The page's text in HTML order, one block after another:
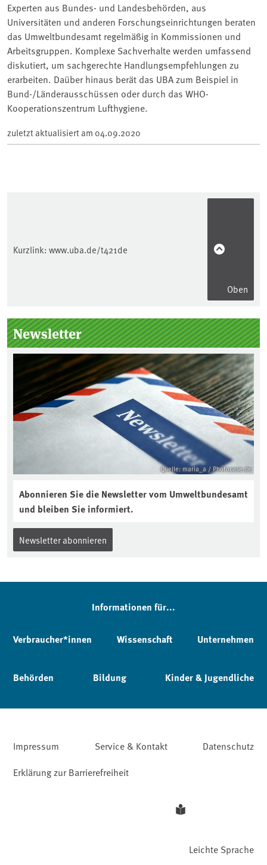
Experten aus Bundes- und Landesbehörden, aus
Universitäten und anderen Forschungseinrichtungen beraten
das Umweltbundesamt regelmäßig in Kommissionen und
Arbeitsgruppen. Komplexe Sachverhalte werden umfassend
diskutiert, um sachgerechte Handlungsempfehlungen zu
erarbeiten. Daüber hinaus berät das UBA zum Beispiel in
Bund-/Länderausschüssen oder durch das WHO-
Kooperationszentrum Lufthygiene.
zuletzt aktualisiert am 04.09.2020
Kurzlink: www.uba.de/t421de
Oben
Seitenleiste
Newsletter
Quelle: maria_a / Photocase.de
Abonnieren Sie die Newsletter vom Umweltbundesamt
und bleiben Sie informiert.
Newsletter abonnieren
Informationen für...
Verbraucher*innen Wissenschaft Unternehmen
Behörden Bildung Kinder & Jugendliche
Impressum Service & Kontakt
Datenschutz
Erklärung zur Barrierefreiheit
Leichte Sprache